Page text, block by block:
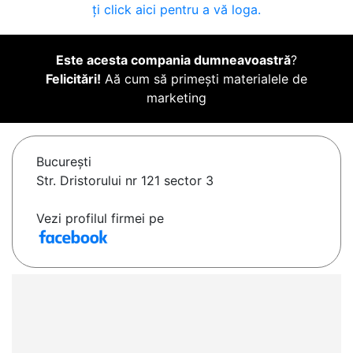
ți click aici pentru a vă loga.
Este acesta compania dumneavoastră?
Felicitări! Aă cum să primești materialele de
marketing
Bucureşti
Str. Dristorului nr 121 sector 3
Vezi profilul firmei pe